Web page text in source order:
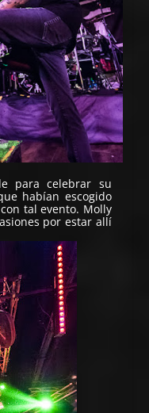
para celebrar su
habían escogido
tal evento. Molly
por estar allí